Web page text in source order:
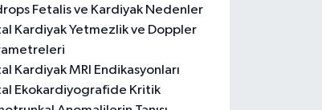
Fetalis ve Kardiyak Nedenler
Kardiyak Yetmezlik ve Doppler
Kardiyak MRI Endikasyonları
Ekokardiyografide Kritik